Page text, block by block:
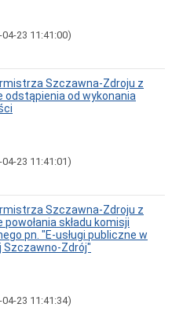
23 11:41:00)
Szczawna-Zdroju z
odstąpienia od wykonania
23 11:41:01)
Szczawna-Zdroju z
składu komisji
pn. "E-usługi publiczne w
Szczawno-Zdrój"
23 11:41:34)